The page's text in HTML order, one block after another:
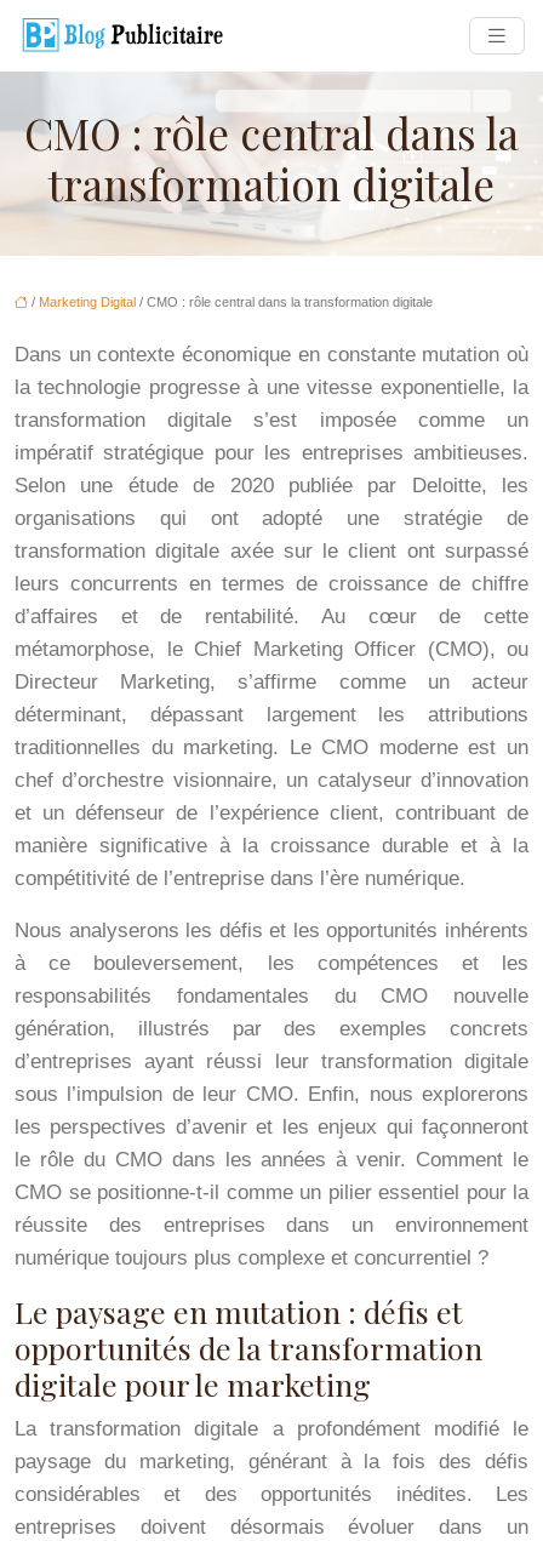
CMO : rôle central dans la
transformation digitale
/ Marketing Digital / CMO : rôle central dans la transformation digitale
Dans un contexte économique en constante mutation où
la technologie progresse à une vitesse exponentielle, la
transformation digitale s’est imposée comme un
impératif stratégique pour les entreprises ambitieuses.
Selon une étude de 2020 publiée par Deloitte, les
organisations qui ont adopté une stratégie de
transformation digitale axée sur le client ont surpassé
leurs concurrents en termes de croissance de chiffre
d’affaires et de rentabilité. Au cœur de cette
métamorphose, le Chief Marketing Officer (CMO), ou
Directeur Marketing, s’affirme comme un acteur
déterminant, dépassant largement les attributions
traditionnelles du marketing. Le CMO moderne est un
chef d’orchestre visionnaire, un catalyseur d’innovation
et un défenseur de l’expérience client, contribuant de
manière significative à la croissance durable et à la
compétitivité de l’entreprise dans l’ère numérique.
Nous analyserons les défis et les opportunités inhérents
à ce bouleversement, les compétences et les
responsabilités fondamentales du CMO nouvelle
génération, illustrés par des exemples concrets
d’entreprises ayant réussi leur transformation digitale
sous l’impulsion de leur CMO. Enfin, nous explorerons
les perspectives d’avenir et les enjeux qui façonneront
le rôle du CMO dans les années à venir. Comment le
CMO se positionne-t-il comme un pilier essentiel pour la
réussite des entreprises dans un environnement
numérique toujours plus complexe et concurrentiel ?
Le paysage en mutation : défis et
opportunités de la transformation
digitale pour le marketing
La transformation digitale a profondément modifié le
paysage du marketing, générant à la fois des défis
considérables et des opportunités inédites. Les
entreprises doivent désormais évoluer dans un